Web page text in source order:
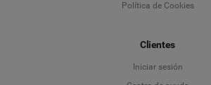
Política de Cookies
Clientes
Iniciar sesión